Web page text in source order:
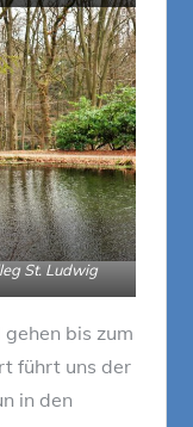
St. Ludwig
bis zum
führt uns der
in den